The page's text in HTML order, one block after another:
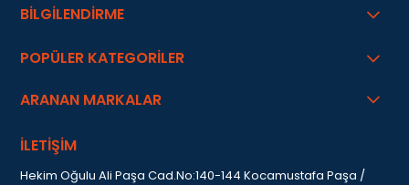
BİLGİLENDİRME
POPÜLER KATEGORİLER
ARANAN MARKALAR
İLETİŞİM
Hekim Oğulu Ali Paşa Cad.No:140-144 Kocamustafa Paşa /